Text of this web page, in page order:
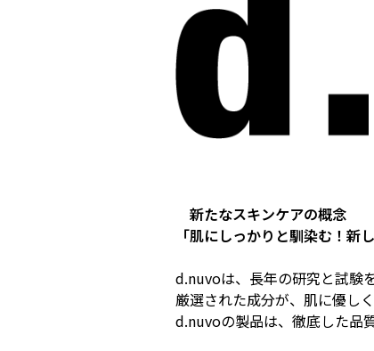
新たなスキンケアの概念
「肌にしっかりと馴染む！新
d.nuvoは、長年の研究と試験
厳選された成分が、肌に優し
d.nuvoの製品は、徹底した品